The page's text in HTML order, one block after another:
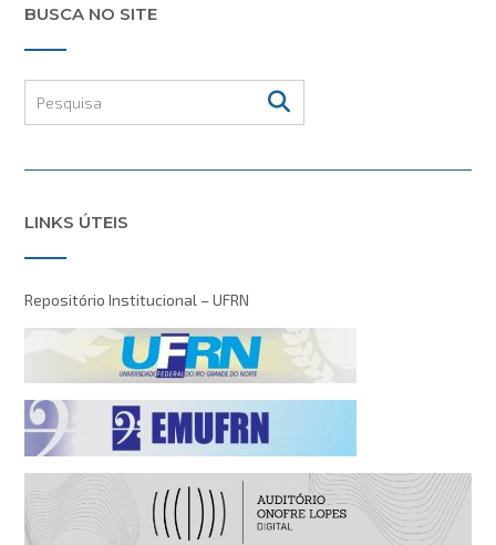
BUSCA NO SITE
LINKS ÚTEIS
Repositório Institucional – UFRN